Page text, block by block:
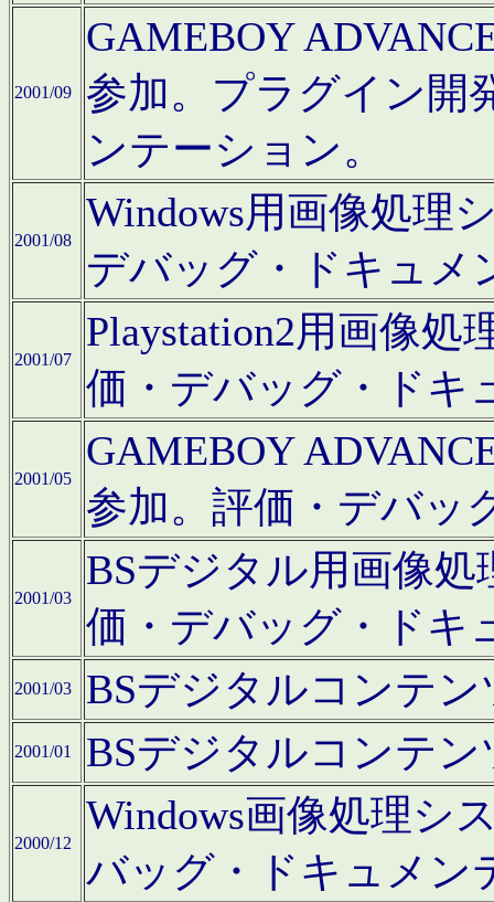
2001/09
GAMEBOY
参加。プラグイン開
ンテーション。
2001/08
Windows用画像処理
デバッグ・ドキュメ
2001/07
Playstation2用画像
価・デバッグ・ドキ
2001/05
GAMEBOY
参加。評価・デバッ
2001/03
BSデジタル用画像
価・デバッグ・ドキ
2001/03 BSデジタルコンテ
2001/01 BSデジタルコンテ
2000/12
Windows画像処理シ
バッグ・ドキュメン